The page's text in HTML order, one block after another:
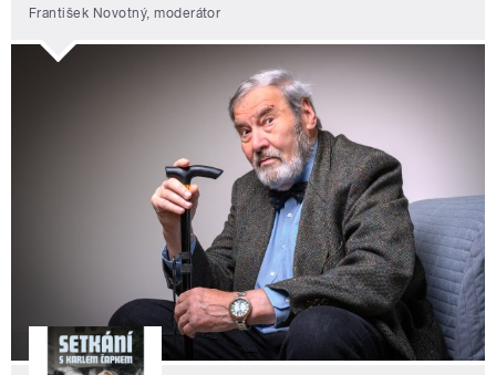
František Novotný, moderátor